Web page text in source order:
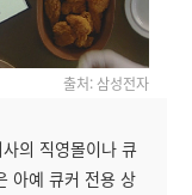
출처: 삼성전자
의 직영몰이나 큐
아예 큐커 전용 상